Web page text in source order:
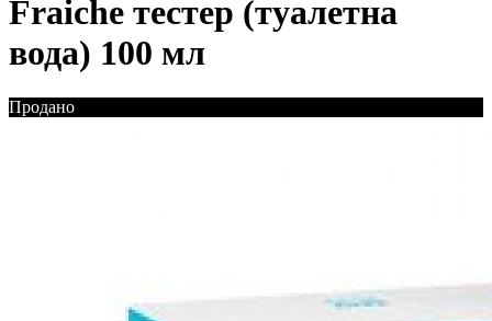
Fraiche тестер (туалетна
вода) 100 мл
Продано